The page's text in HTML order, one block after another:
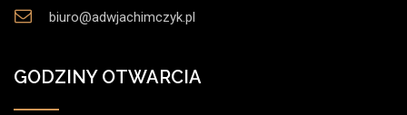
biuro@adwjachimczyk.pl
GODZINY OTWARCIA